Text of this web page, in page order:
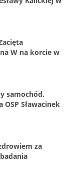
W na korcie w
samochód.
Sławacinek
za